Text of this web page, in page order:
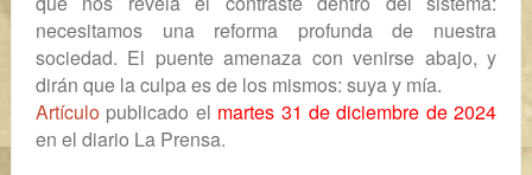
necesitamos una reforma profunda de nuestra
sociedad. El puente amenaza con venirse abajo, y
dirán que la culpa es de los mismos: suya y mía.
Artículo publicado el martes 31 de diciembre de 2024
en el diario La Prensa.